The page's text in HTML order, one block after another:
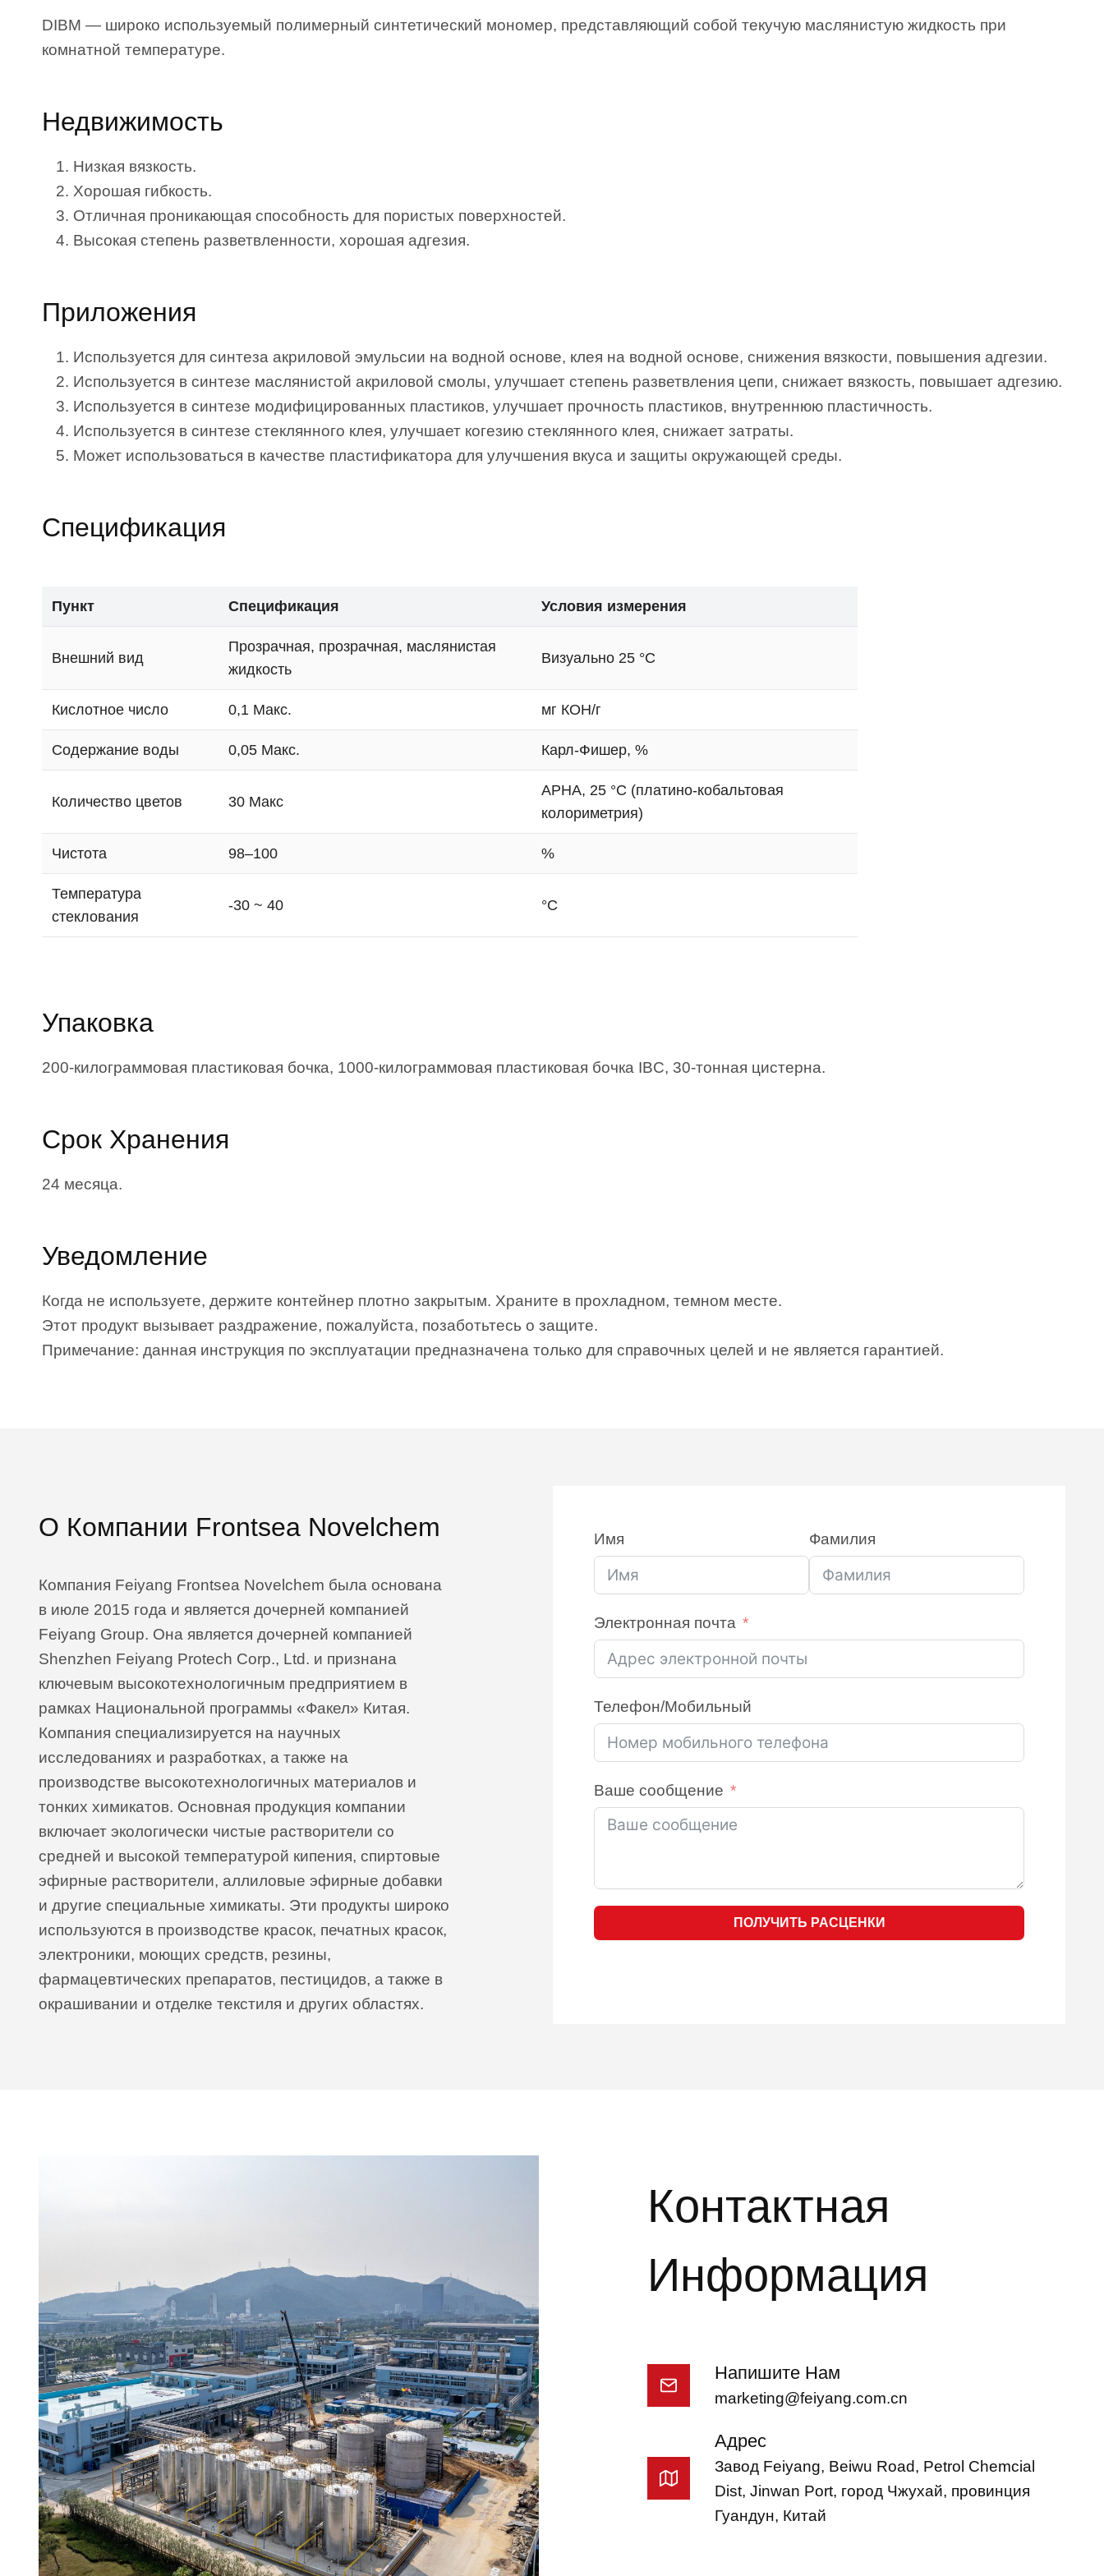
DIBM — широко используемый полимерный синтетический мономер, представляющий собой текучую маслянистую жидкость при
комнатной температуре.
Недвижимость
Низкая вязкость.
Хорошая гибкость.
Отличная проникающая способность для пористых поверхностей.
Высокая степень разветвленности, хорошая адгезия.
Приложения
Используется для синтеза акриловой эмульсии на водной основе, клея на водной основе, снижения вязкости, повышения адгезии.
Используется в синтезе маслянистой акриловой смолы, улучшает степень разветвления цепи, снижает вязкость, повышает адгезию.
Используется в синтезе модифицированных пластиков, улучшает прочность пластиков, внутреннюю пластичность.
Используется в синтезе стеклянного клея, улучшает когезию стеклянного клея, снижает затраты.
Может использоваться в качестве пластификатора для улучшения вкуса и защиты окружающей среды.
Спецификация
Пункт Спецификация Условия измерения
Внешний вид
Прозрачная, прозрачная, маслянистая
жидкость
Визуально 25 °C
Кислотное число 0,1 Макс. мг КОН/г
Содержание воды 0,05 Макс. Карл-Фишер, %
Количество цветов 30 Макс
APHA, 25 °C (платино-кобальтовая
колориметрия)
Чистота 98–100 %
Температура
стеклования
-30 ~ 40 °C
Упаковка
200-килограммовая пластиковая бочка, 1000-килограммовая пластиковая бочка IBC, 30-тонная цистерна.
Срок Хранения
24 месяца.
Уведомление
Когда не используете, держите контейнер плотно закрытым. Храните в прохладном, темном месте.
Этот продукт вызывает раздражение, пожалуйста, позаботьтесь о защите.
Примечание: данная инструкция по эксплуатации предназначена только для справочных целей и не является гарантией.
О Компании Frontsea Novelchem
Компания Feiyang Frontsea Novelchem была основана
в июле 2015 года и является дочерней компанией
Feiyang Group. Она является дочерней компанией
Shenzhen Feiyang Protech Corp., Ltd. и признана
ключевым высокотехнологичным предприятием в
рамках Национальной программы «Факел» Китая.
Компания специализируется на научных
исследованиях и разработках, а также на
производстве высокотехнологичных материалов и
тонких химикатов. Основная продукция компании
включает экологически чистые растворители со
средней и высокой температурой кипения, спиртовые
эфирные растворители, аллиловые эфирные добавки
и другие специальные химикаты. Эти продукты широко
используются в производстве красок, печатных красок,
электроники, моющих средств, резины,
фармацевтических препаратов, пестицидов, а также в
окрашивании и отделке текстиля и других областях.
Имя Фамилия
Электронная почта
Телефон/Мобильный
Ваше сообщение
ПОЛУЧИТЬ РАСЦЕНКИ
Контактная
Информация
Напишите Нам
marketing@feiyang.com.cn
Адрес
Завод Feiyang, Beiwu Road, Petrol Chemcial
Dist, Jinwan Port, город Чжухай, провинция
Гуандун, Китай